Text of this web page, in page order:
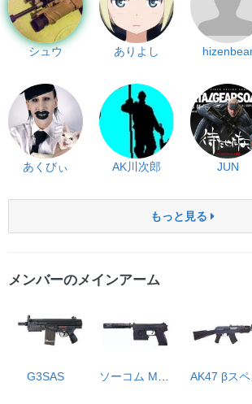
シュウ ありよし
あくびぃ AK川次郎 JUN
もっと見る
メンバーのメインアーム
G3SAS ソーコム Mk23